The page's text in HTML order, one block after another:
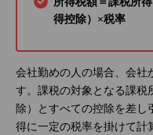
得控除）×税率
会社勤めの人の場合、会社
す。課税の対象となる課税
除）とすべての控除を差
得に一定の税率を掛けて計